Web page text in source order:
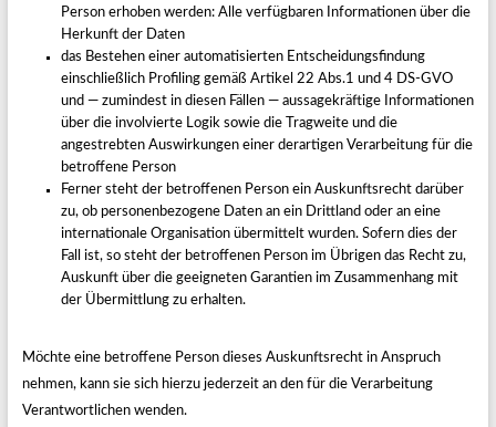
Person erhoben werden: Alle verfügbaren Informationen über die
Herkunft der Daten
das Bestehen einer automatisierten Entscheidungsfindung
einschließlich Profiling gemäß Artikel 22 Abs.1 und 4 DS-GVO
und — zumindest in diesen Fällen — aussagekräftige Informationen
über die involvierte Logik sowie die Tragweite und die
angestrebten Auswirkungen einer derartigen Verarbeitung für die
betroffene Person
Ferner steht der betroffenen Person ein Auskunftsrecht darüber
zu, ob personenbezogene Daten an ein Drittland oder an eine
internationale Organisation übermittelt wurden. Sofern dies der
Fall ist, so steht der betroffenen Person im Übrigen das Recht zu,
Auskunft über die geeigneten Garantien im Zusammenhang mit
der Übermittlung zu erhalten.
Möchte eine betroffene Person dieses Auskunftsrecht in Anspruch
nehmen, kann sie sich hierzu jederzeit an den für die Verarbeitung
Verantwortlichen wenden.